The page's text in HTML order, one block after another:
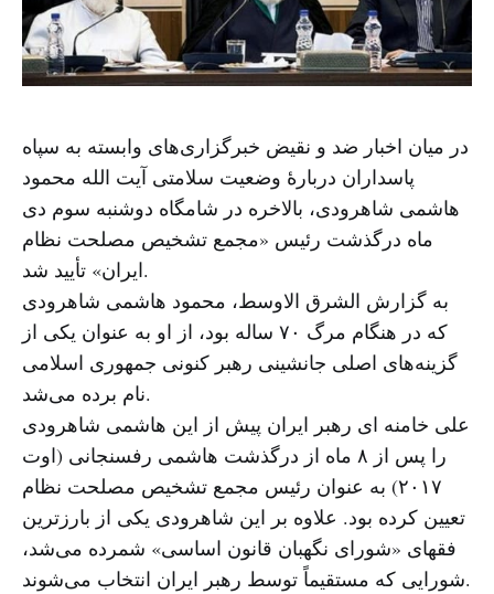
در میان اخبار ضد و نقیض خبرگزاری‌های وابسته به سپاه
پاسداران دربارهٔ وضعیت سلامتی آیت الله محمود
هاشمی شاهرودی، بالاخره در شامگاه دوشنبه سوم دی
ماه درگذشت رئیس «مجمع تشخیص مصلحت نظام
ایران» تأیید شد.
به گزارش الشرق الاوسط، محمود هاشمی شاهرودی
که در هنگام مرگ ۷۰ ساله بود، از او به عنوان یکی از
گزینه‌های اصلی جانشینی رهبر کنونی جمهوری اسلامی
نام برده می‌شد.
علی خامنه ای رهبر ایران پیش از این هاشمی شاهرودی
را پس از ۸ ماه از درگذشت هاشمی رفسنجانی (اوت
۲۰۱۷) به عنوان رئیس مجمع تشخیص مصلحت نظام
تعیین کرده بود. علاوه بر این شاهرودی یکی از بارزترین
فقهای «شورای نگهبان قانون اساسی» شمرده می‌شد،
شورایی که مستقیماً توسط رهبر ایران انتخاب می‌شوند.